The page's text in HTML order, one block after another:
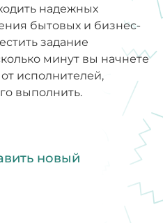
надежных
бытовых и бизнес-
задание
минут вы начнете
исполнителей,
выполнить.
новый